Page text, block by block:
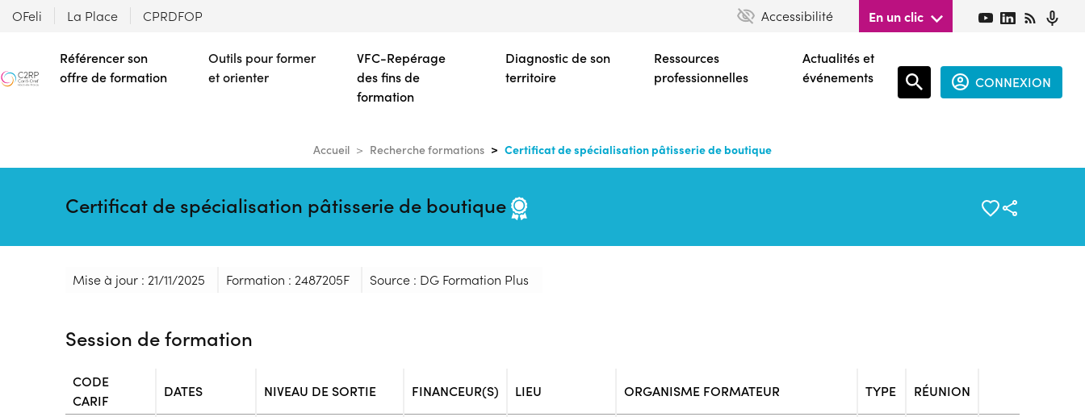
contenu
principal
OFeli La Place CPRDFOP Accessibilité En un clic
Référencer son
offre de formation
Outils pour former
et orienter
VFC-Repérage
des fins de
formation
Diagnostic de son
territoire
Ressources
professionnelles
Actualités et
événements
CONNEXION
Accueil Recherche formations Certificat de spécialisation pâtisserie de boutique
Certificat de spécialisation pâtisserie de boutique
Mise à jour : 21/11/2025 Formation : 2487205F Source : DG Formation Plus
Session de formation
CODE
CARIF
DATES NIVEAU DE SORTIE FINANCEUR(S) LIEU ORGANISME FORMATEUR TYPE RÉUNION